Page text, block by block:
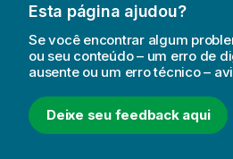
Esta página ajudou?
Se você encontrar algum
ou seu conteúdo – um erro de
ausente ou um erro técnico –
Deixe seu feedback aqui